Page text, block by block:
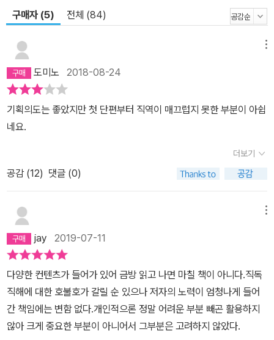
구매자 (5) 전체 (84)
도미노 2018-08-24
기획의도는 좋았지만 첫 단편부터 직역이 매끄럽지 못한 부분이 아쉽
네요.
더보기
공감 (12) 댓글 (0)
jay 2019-07-11
다양한 컨텐츠가 들어가 있어 금방 읽고 나면 마칠 책이 아니다.직독
직해에 대한 호불호가 갈릴 순 있으나 저자의 노력이 엄청나게 들어
간 책임에는 변함 없다.개인적으론 정말 어려운 부분 빼곤 활용하지
않아 크게 중요한 부분이 아니어서 그부분은 고려하지 않았다.